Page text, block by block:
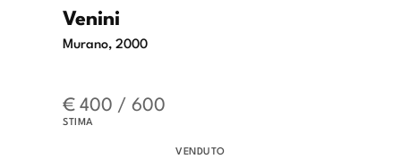
Venini
Murano, 2000
€ 400 / 600
STIMA
VENDUTO